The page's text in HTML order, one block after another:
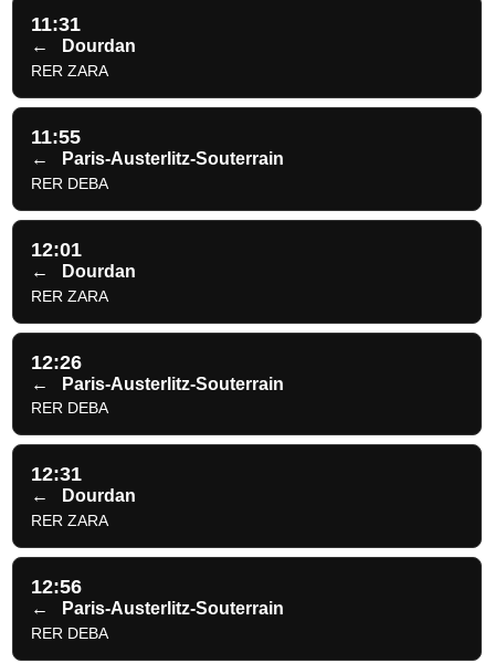
11:31
← Dourdan
RER ZARA
11:55
← Paris-Austerlitz-Souterrain
RER DEBA
12:01
← Dourdan
RER ZARA
12:26
← Paris-Austerlitz-Souterrain
RER DEBA
12:31
← Dourdan
RER ZARA
12:56
← Paris-Austerlitz-Souterrain
RER DEBA